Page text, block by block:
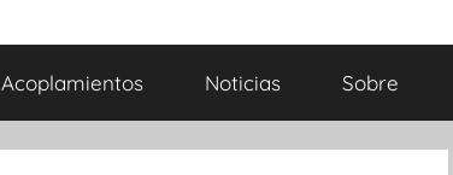
Acoplamientos Noticias Sobre